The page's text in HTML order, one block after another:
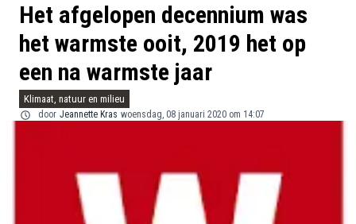
Het afgelopen decennium was
het warmste ooit, 2019 het op
een na warmste jaar
Klimaat, natuur en milieu
door Jeannette Kras woensdag, 08 januari 2020 om 14:07